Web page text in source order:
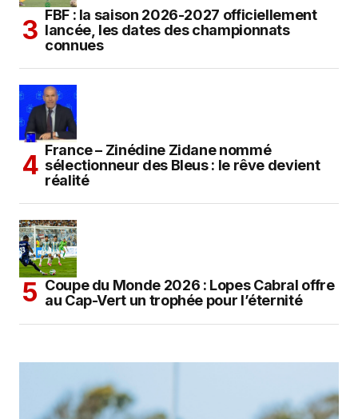
FBF : la saison 2026-2027 officiellement
lancée, les dates des championnats
connues
France – Zinédine Zidane nommé
sélectionneur des Bleus : le rêve devient
réalité
Coupe du Monde 2026 : Lopes Cabral offre
au Cap-Vert un trophée pour l’éternité